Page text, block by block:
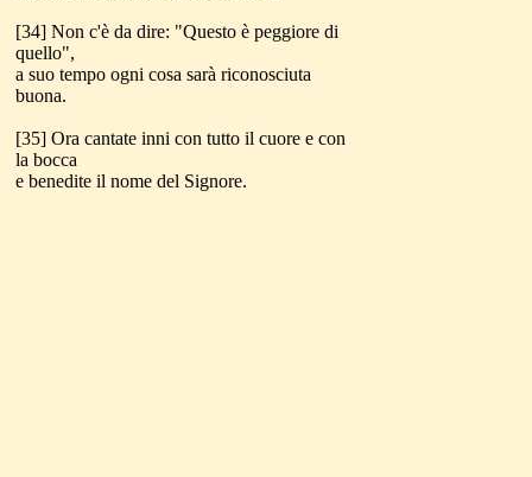
[34] Non c'è da dire: "Questo è peggiore di
quello",
a suo tempo ogni cosa sarà riconosciuta
buona.
[35] Ora cantate inni con tutto il cuore e con
la bocca
e benedite il nome del Signore.